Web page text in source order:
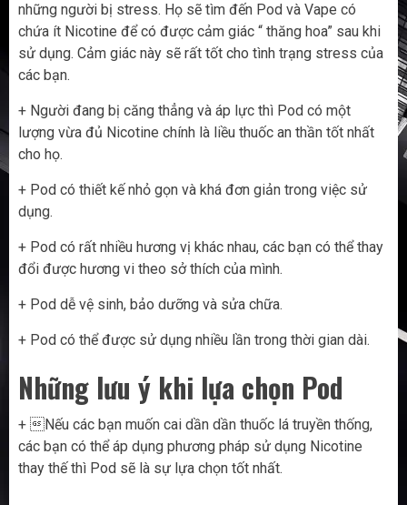
những người bị stress. Họ sẽ tìm đến Pod và Vape có
chứa ít Nicotine để có được cảm giác “ thăng hoa” sau khi
sử dụng. Cảm giác này sẽ rất tốt cho tình trạng stress của
các bạn.
+ Người đang bị căng thẳng và áp lực thì Pod có một
lượng vừa đủ Nicotine chính là liều thuốc an thần tốt nhất
cho họ.
+ Pod có thiết kế nhỏ gọn và khá đơn giản trong việc sử
dụng.
+ Pod có rất nhiều hương vị khác nhau, các bạn có thể thay
đổi được hương vi theo sở thích của mình.
+ Pod dễ vệ sinh, bảo dưỡng và sửa chữa.
+ Pod có thể được sử dụng nhiều lần trong thời gian dài.
Những lưu ý khi lựa chọn Pod
+ Nếu các bạn muốn cai dần dần thuốc lá truyền thống,
các bạn có thể áp dụng phương pháp sử dụng Nicotine
thay thế thì Pod sẽ là sự lựa chọn tốt nhất.